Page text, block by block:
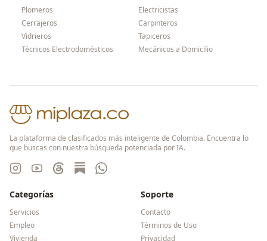
Plomeros
Electricistas
Cerrajeros
Carpinteros
Vidrieros
Tapiceros
Técnicos Electrodomésticos
Mecánicos a Domicilio
La plataforma de clasificados más inteligente de Colombia. Encuentra lo
que buscas con nuestra búsqueda potenciada por IA.
Categorías
Servicios
Empleo
Vivienda
Soporte
Contacto
Términos de Uso
Privacidad